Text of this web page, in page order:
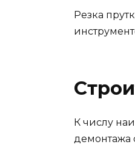
Резка
К числу
демонтажа